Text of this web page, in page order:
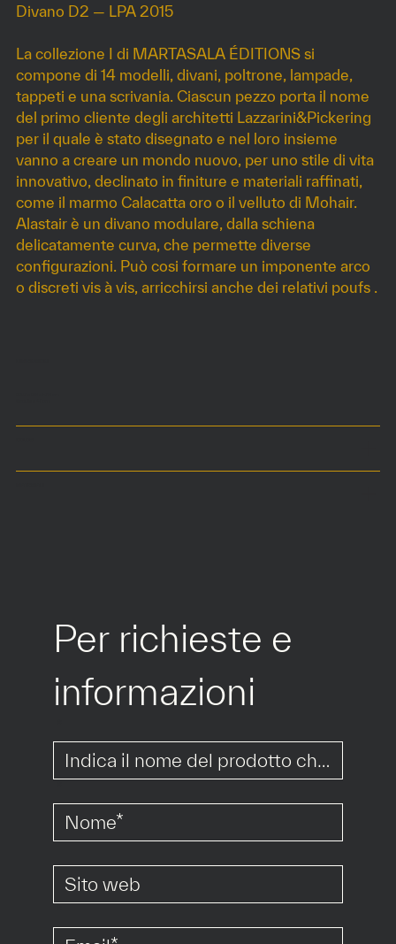
Divano D2 — LPA 2015
La collezione I di MARTASALA ÉDITIONS si
compone di 14 modelli, divani, poltrone, lampade,
tappeti e una scrivania. Ciascun pezzo porta il nome
del primo cliente degli architetti Lazzarini&Pickering
per il quale è stato disegnato e nel loro insieme
vanno a creare un mondo nuovo, per uno stile di vita
innovativo, declinato in finiture e materiali raffinati,
come il marmo Calacatta oro o il velluto di Mohair.
Alastair è un divano modulare, dalla schiena
delicatamente curva, che permette diverse
configurazioni. Può cosi formare un imponente arco
o discreti vis à vis, arricchirsi anche dei relativi poufs .
Per richieste e
informazioni